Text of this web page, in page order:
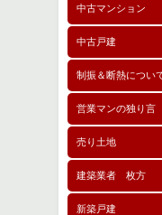
中古マンション
中古戸建
制振＆断熱につい
営業マンの独り言
売り土地
建築業者 枚方
新築戸建